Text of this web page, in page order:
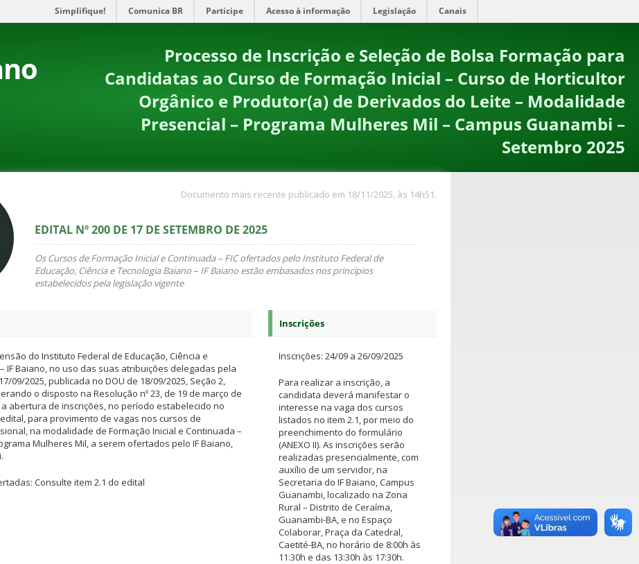
Simplifique! Comunica BR Participe Acesso à informação Legislação Canais
Processo de Inscrição e Seleção de Bolsa Formação para
Candidatas ao Curso de Formação Inicial – Curso de Horticultor
Orgânico e Produtor(a) de Derivados do Leite – Modalidade
Presencial – Programa Mulheres Mil – Campus Guanambi –
Setembro 2025
Documento mais recente publicado em 18/11/2025, às 14h51.
EDITAL Nº 200 DE 17 DE SETEMBRO DE 2025
Os Cursos de Formação Inicial e Continuada – FIC ofertados pelo Instituto Federal de
Educação, Ciência e Tecnologia Baiano – IF Baiano estão embasados nos princípios
estabelecidos pela legislação vigente
do Instituto Federal de Educação, Ciência e
IF Baiano, no uso das suas atribuições delegadas pela
09/2025, publicada no DOU de 18/09/2025, Seção 2,
o disposto na Resolução nº 23, de 19 de março de
abertura de inscrições, no período estabelecido no
para provimento de vagas nos cursos de
na modalidade de Formação Inicial e Continuada –
Mulheres Mil, a serem ofertados pelo IF Baiano,
Consulte item 2.1 do edital
Inscrições
Inscrições: 24/09 a 26/09/2025
Para realizar a inscrição, a
candidata deverá manifestar o
interesse na vaga dos cursos
listados no item 2.1, por meio do
preenchimento do formulário
(ANEXO II). As inscrições serão
realizadas presencialmente, com
auxílio de um servidor, na
Secretaria do IF Baiano, Campus
Guanambi, localizado na Zona
Rural – Distrito de Ceraíma,
Guanambi-BA, e no Espaço
Colaborar, Praça da Catedral,
Caetité-BA, no horário de 8:00h às
11:30h e das 13:30h às 17:30h.